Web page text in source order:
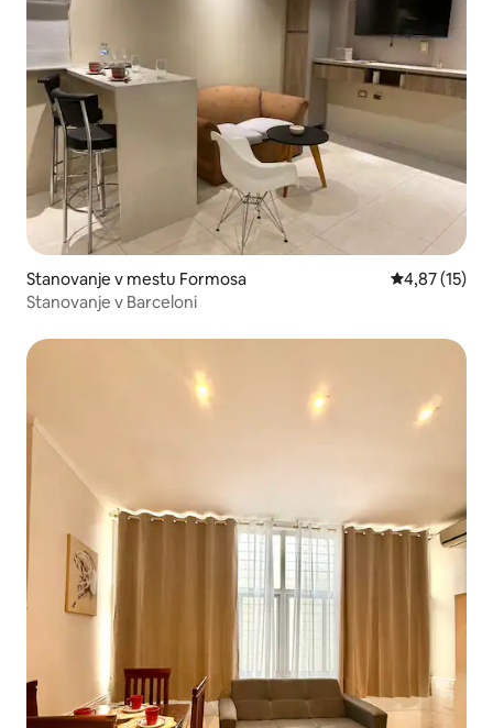
Stanovanje v mestu Formosa Povprečna
4,87 (15)
Stanovanje v Barceloni